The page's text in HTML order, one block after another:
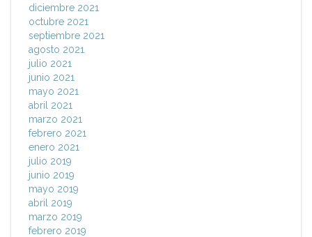
diciembre 2021
octubre 2021
septiembre 2021
agosto 2021
julio 2021
junio 2021
mayo 2021
abril 2021
marzo 2021
febrero 2021
enero 2021
julio 2019
junio 2019
mayo 2019
abril 2019
marzo 2019
febrero 2019